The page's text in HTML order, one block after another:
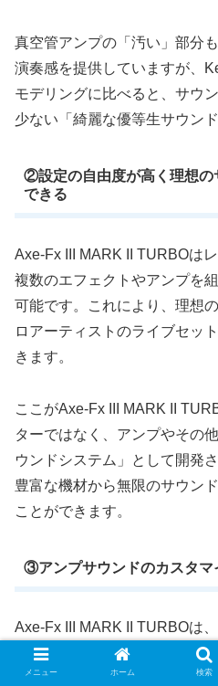
真空管アンプの「汚い」部分
演奏感を提供していますが、
モデリングに比べると、サウ
少ない「綺麗な優等生サウン
②設定の自由度が高く理想の
できる
Axe-Fx III MARK II TURBOは
複数のエフェクトやアンプを
可能です。これにより、理想
ロアーティストのライブセッ
きます。
ここがAxe-Fx III MARK II
ターではなく、アンプやその
ウンドシステム」として開発
豊富な機材から無限のサウン
ことができます。
③アンプサウンドのカスタマ
Axe-Fx III MARK II TURBOは
ドに満足していても、さらに
す。プリアンプやパワーアン
メニュー ホーム 検索